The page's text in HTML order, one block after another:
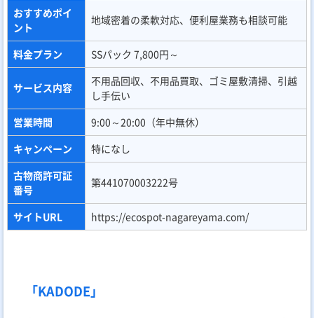
おすすめポイ
ント
地域密着の柔軟対応、便利屋業務も相談可能
料金プラン SSパック 7,800円～
サービス内容
不用品回収、不用品買取、ゴミ屋敷清掃、引越
し手伝い
営業時間
9:00～20:00（年中無休）
キャンペーン
特になし
古物商許可証
番号
第441070003222号
サイトURL https://ecospot-nagareyama.com/
「KADODE」